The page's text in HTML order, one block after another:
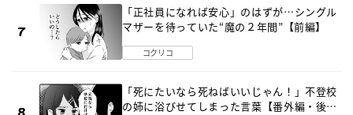
「正社員になれば安心」のはずが…シングル
マザーを待っていた“魔の２年間”【前編】
コクリコ
「死にたいなら死ねばいいじゃん！」不登校
の姉に浴びせてしまった言葉【番外編・後